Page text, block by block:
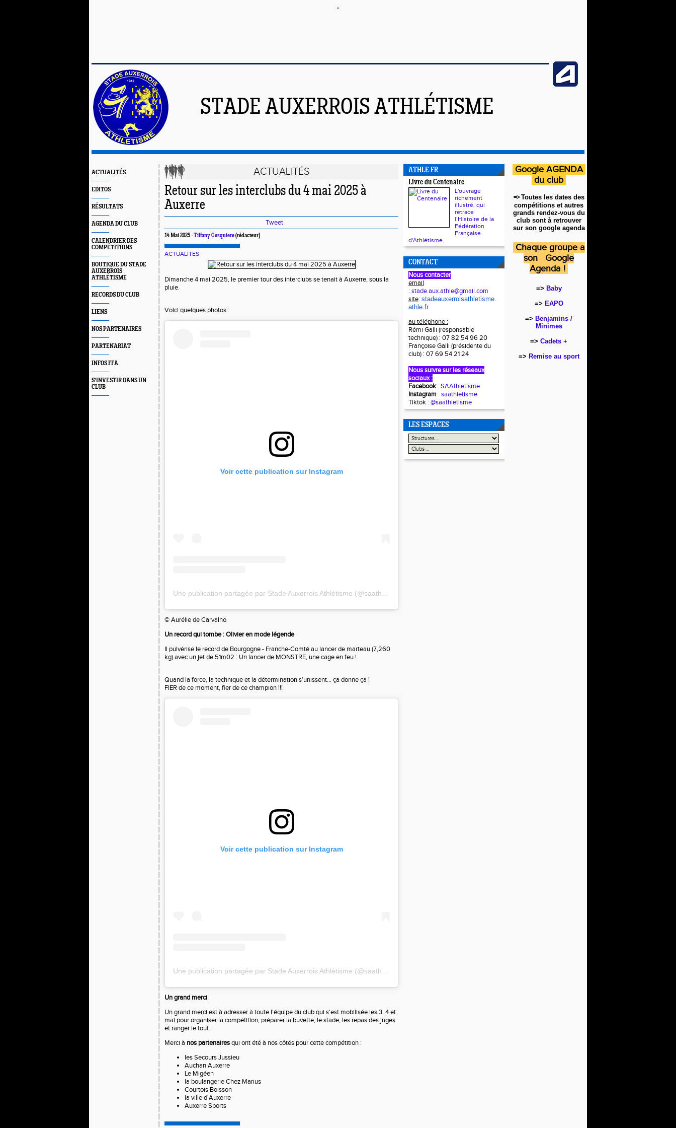
STADE AUXERROIS ATHLÉTISME
ACTUALITÉS
EDITOS
RÉSULTATS
AGENDA DU CLUB
CALENDRIER DES
COMPÉTITIONS
BOUTIQUE DU STADE
AUXERROIS
ATHLÉTISME
RECORDS DU CLUB
LIENS
NOS PARTENAIRES
PARTENARIAT
INFOS FFA
S'INVESTIR DANS UN
CLUB
ACTUALITÉS
Retour sur les interclubs du 4 mai 2025 à
Auxerre
Tweet
14 Mai 2025 -Tiffany Gesquiere(rédacteur)
ACTUALITES
Dimanche 4 mai 2025, le premier tour des interclubs se tenait à Auxerre, sous la
pluie.
Voici quelques photos :
Voir cette publication sur Instagram
© Aurélie de Carvalho
Un record qui tombe : Olivier en mode légende
Il pulvérise le record de Bourgogne - Franche-Comté au lancer de marteau (7,260
kg) avec un jet de 51m02 : Un lancer de MONSTRE, une cage en feu !
Quand la force, la technique et la détermination s’unissent… ça donne ça !
FIER de ce moment, fier de ce champion !!!
Voir cette publication sur Instagram
Un grand merci
Un grand merci est à adresser à toute l'équipe du club qui s'est mobilisée les 3, 4 et
mai pour organiser la compétition, préparer la buvette, le stade, les repas des juges
et ranger le tout.
Merci à nos partenairesqui ont été à nos côtés pour cette compétition :
les Secours Jussieu
Auchan Auxerre
Le Migéen
la boulangerie Chez Marius
Courtois Boisson
la ville d'Auxerre
Auxerre Sports
ATHLE.FR
Livre du Centenaire
L'ouvrage
richement
illustré, qui
retrace
l’Histoire de la
Fédération
Française
d'Athlétisme.
CONTACT
Nous contacter
email
: stade.aux.athle@gmail.com
site: stadeauxerroisathletisme.
athle.fr
au téléphone :
Rémi Galli (responsable
technique) : 07 82 54 96 20
Françoise Galli (présidente du
club) : 07 69 54 21 24
Nous suivre sur les réseaux
sociaux :
Facebook : SAAthletisme
Instagram : saathletisme
Tiktok : @saathletisme
LES ESPACES
Google AGENDA
du club
=>Toutes les dates des
compétitions et autres
grands rendez-vous du
club sont à retrouver
sur son google agenda
Chaque groupe a
son Google
Agenda !
=> Baby
=> EAPO
=> Benjamins /
Minimes
=> Cadets +
=> Remise au sport